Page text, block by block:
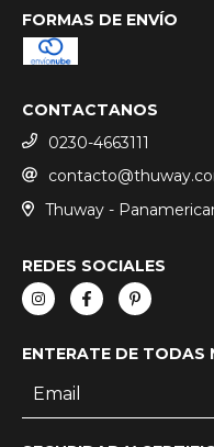
FORMAS DE ENVÍO
CONTACTANOS
0230-4663111
Thuway -
REDES SOCIALES
ENTERATE DE TODAS